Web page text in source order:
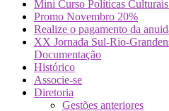
Mini Curso Políticas
Promo Novembro 20%
Realize o pagamento da
XX Jornada Sul-Rio-
Documentação
Histórico
Associe-se
Diretoria
Gestões anteriores